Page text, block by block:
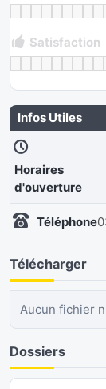
Satisfaction
Infos Utiles
Horaires
d'ouverture
Téléphone
Télécharger
Aucun fichier
Dossiers